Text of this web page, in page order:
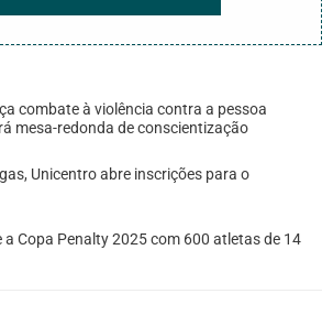
combate à violência contra a pessoa
mesa-redonda de conscientização
Unicentro abre inscrições para o
a Copa Penalty 2025 com 600 atletas de 14